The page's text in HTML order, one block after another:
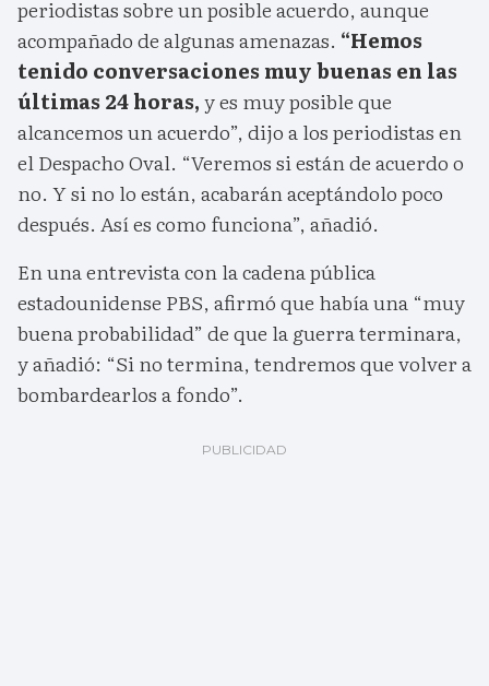
periodistas sobre un posible acuerdo, aunque
acompañado de algunas amenazas. “Hemos
tenido conversaciones muy buenas en las
últimas 24 horas,y es muy posible que
alcancemos un acuerdo”, dijo a los periodistas en
el Despacho Oval. “Veremos si están de acuerdo o
no. Y si no lo están, acabarán aceptándolo poco
después. Así es como funciona”, añadió.
En una entrevista con la cadena pública
estadounidense PBS, afirmó que había una “muy
buena probabilidad” de que la guerra terminara,
y añadió: “Si no termina, tendremos que volver a
bombardearlos a fondo”.